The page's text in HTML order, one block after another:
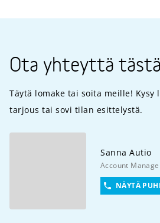
Ota yhteyttä
Täytä lomake tai soita meille! Kysy
tarjous tai sovi tilan esittelystä.
Sanna Autio
Account
NÄYTÄ